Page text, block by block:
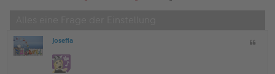
O
ff
Josefia